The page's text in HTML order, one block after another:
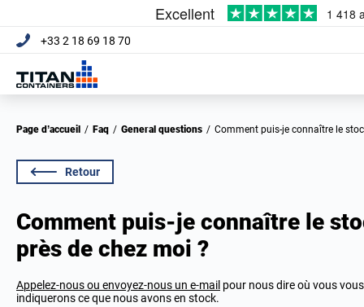
+33 2 18 69 18 70
Page d’accueil / Faq / General questions / Comment puis-je connaître le
Retour
Comment puis-je connaître le
près de chez moi ?
Appelez-nous ou envoyez-nous un e-mail pour nous dire où vous
indiquerons ce que nous avons en stock.